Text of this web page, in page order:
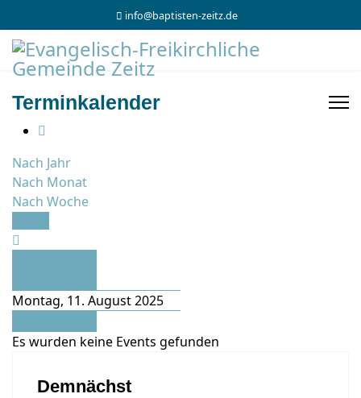
info@baptisten-zeitz.de
Terminkalender
Nach Jahr
Nach Monat
Nach Woche
Montag, 11. August 2025
Es wurden keine Events gefunden
Demnächst